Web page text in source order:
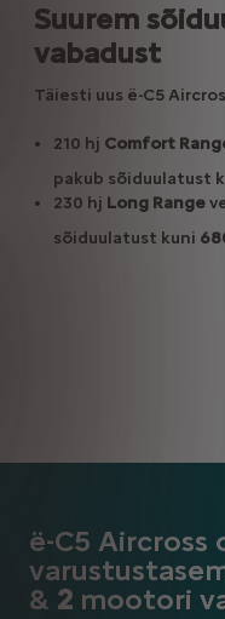
Suurem
Täiesti uus ë-C5
210 hj Comfort
pakub sõiduulatust
230 hj Long Range
sõiduulatust kuni
ë-C5 Aircross
& 2 mootori